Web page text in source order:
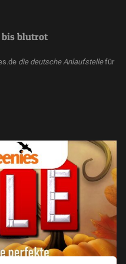
bis blutrot
die deutsche Anlaufstellefür